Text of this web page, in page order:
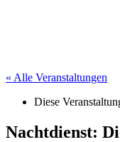
« Alle Veranstaltungen
Diese
Nachtdienst: